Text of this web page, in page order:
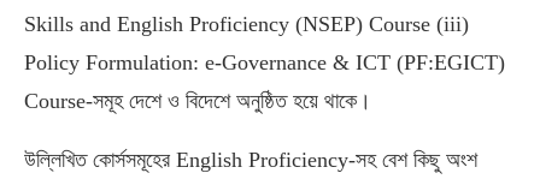
Skills and English Proficiency (NSEP) Course (iii)
Policy Formulation: e-Governance & ICT (PF:EGICT)
Course-সমূহ দেশে ও বিদেশে অনুষ্ঠিত হয়ে থাকে।
উল্লিখিত কোর্সসমূহের English Proficiency-সহ বেশ কিছু অংশ